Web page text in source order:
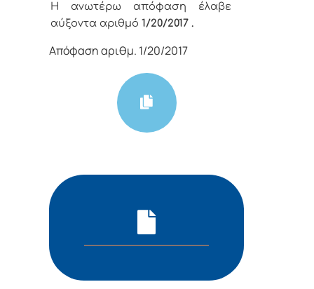
Η ανωτέρω απόφαση έλαβε
αύξοντα αριθμό 1/20/2017.
Απόφαση αριθμ. 1/20/2017